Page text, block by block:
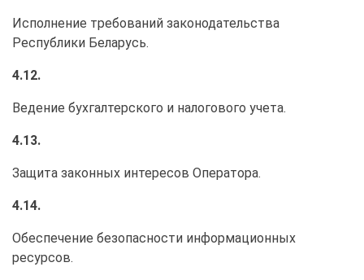
Исполнение требований законодательства
Республики Беларусь.
4.12.
Ведение бухгалтерского и налогового учета.
4.13.
Защита законных интересов Оператора.
4.14.
Обеспечение безопасности информационных
ресурсов.